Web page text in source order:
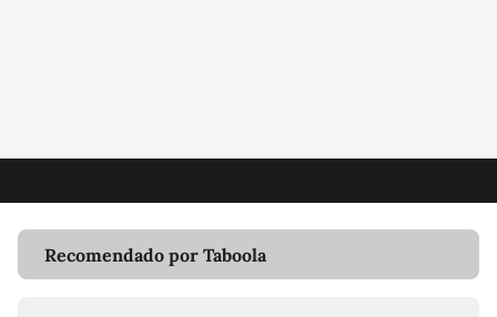
Recomendado por Taboola